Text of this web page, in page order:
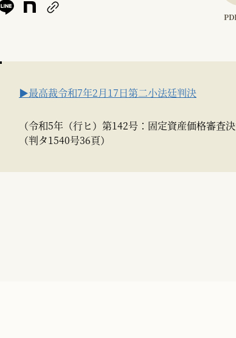
▶最高裁令和7年2月17日第二小法廷判決
（令和5年（行ヒ）第142号：固定資産価格審査
（判タ1540号36頁）